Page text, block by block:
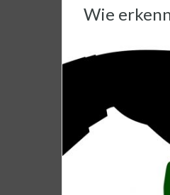
Wie